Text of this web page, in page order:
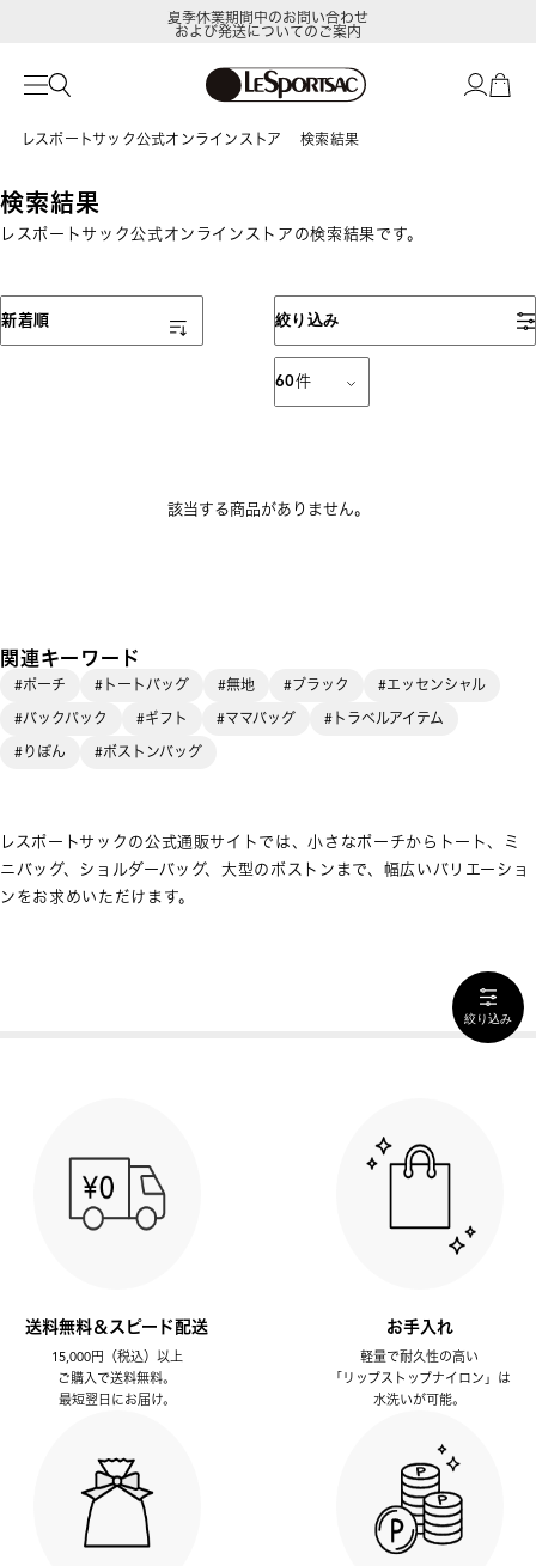
夏季休業期間中のお問い合わせ
および発送についてのご案内
レスポートサック公式オンラインストア 検索結果
検索結果
レスポートサック公式オンラインストアの検索結果です。
絞り込み
60件
表示順
新着順
該当する商品がありません。
関連キーワード
#ポーチ #トートバッグ #無地 #ブラック
#エッセンシャル
#バックパック
#ギフト #ママバッグ
#トラベルアイテム
#りぼん
#ボストンバッグ
レスポートサックの公式通販サイトでは、小さなポーチからトート、ミ
ニバッグ、ショルダーバッグ、大型のボストンまで、幅広いバリエーショ
ンをお求めいただけます。
絞り込み
送料無料＆スピード配送
15,000円（税込）以上
ご購入で送料無料。
最短翌日にお届け。
お手入れ
軽量で耐久性の高い
「リップストップナイロン」は
水洗いが可能。